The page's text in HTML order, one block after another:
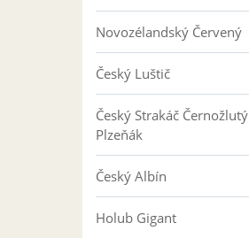
Novozélandský Červený
Český Luštič
Český Strakáč Černožlutý
Plzeňák
Český Albín
Holub Gigant